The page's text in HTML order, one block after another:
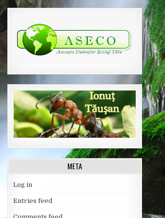
META
Log in
Entries feed